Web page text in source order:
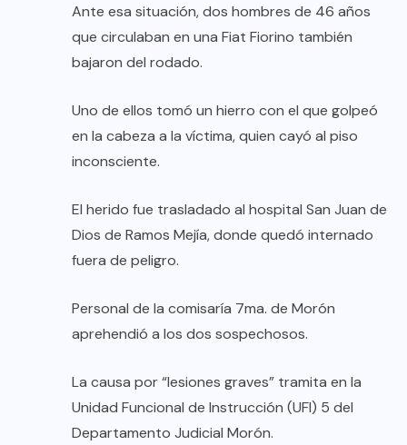
Ante esa situación, dos hombres de 46 años
que circulaban en una Fiat Fiorino también
bajaron del rodado.
Uno de ellos tomó un hierro con el que golpeó
en la cabeza a la víctima, quien cayó al piso
inconsciente.
El herido fue trasladado al hospital San Juan de
Dios de Ramos Mejía, donde quedó internado
fuera de peligro.
Personal de la comisaría 7ma. de Morón
aprehendió a los dos sospechosos.
La causa por “lesiones graves” tramita en la
Unidad Funcional de Instrucción (UFI) 5 del
Departamento Judicial Morón.